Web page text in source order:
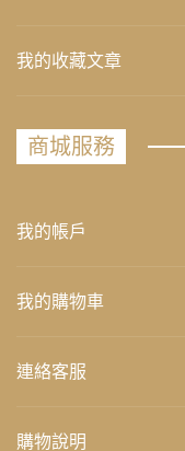
我的收藏文章
商城服務
我的帳戶
我的購物車
連絡客服
購物說明